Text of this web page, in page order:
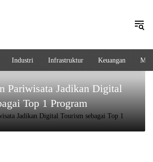
Industri Infrastruktur Keuangan
Pariwisata Jadikan Digital
Top 1 Program